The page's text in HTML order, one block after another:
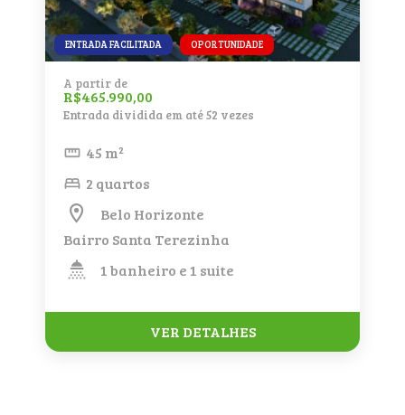
ENTRADA FACILITADA OPORTUNIDADE
A partir de
R$465.990,00
Entrada dividida em até 52 vezes
45 m²
2 quartos
Belo Horizonte
Bairro Santa Terezinha
1 banheiro e 1 suite
VER DETALHES